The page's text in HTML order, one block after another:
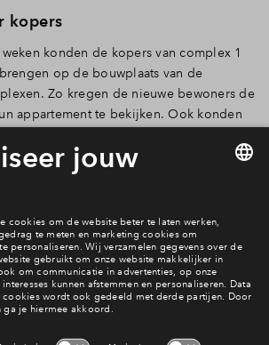
kopers
konden de kopers van complex 1
op de bouwplaats van de
Zo kregen de nieuwe bewoners de
appartement te bekijken. Ook konden
middag. Erg leuk voor ons om alle
hier
#9